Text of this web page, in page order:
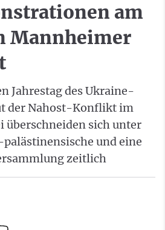
am
Mannheimer
Jahrestag des Ukraine-
der Nahost-Konflikt im
überschneiden sich unter
und eine
zeitlich